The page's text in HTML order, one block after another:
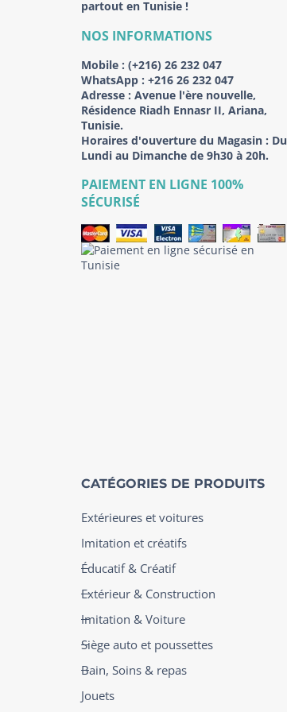
partout en Tunisie !
NOS INFORMATIONS
Mobile : (+216) 26 232 047
WhatsApp : +216 26 232 047
Adresse : Avenue l'ère nouvelle,
Résidence Riadh Ennasr II, Ariana,
Tunisie.
Horaires d'ouverture du Magasin : Du
Lundi au Dimanche de 9h30 à 20h.
PAIEMENT EN LIGNE 100%
SÉCURISÉ
CATÉGORIES DE PRODUITS
Extérieures et voitures
Imitation et créatifs
Éducatif & Créatif
Extérieur & Construction
Imitation & Voiture
Siège auto et poussettes
Bain, Soins & repas
Jouets